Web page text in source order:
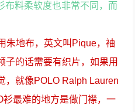
布料柔软度也非常不同，而
朱地布，英文叫Pique，袖
子的话需要有织片，如果用
，就像POLO Ralph Lauren
最难的地方是做门襟，一